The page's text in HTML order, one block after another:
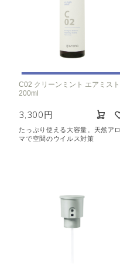
C02 クリーンミント エアミスト
200ml
3,300円
たっぷり使える大容量。天然アロ
マで空間のウイルス対策